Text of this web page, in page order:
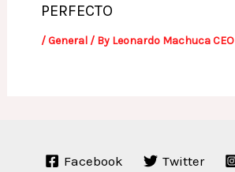
PERFECTO
/General/ By Leonardo Machuca CEO
Facebook Twitter